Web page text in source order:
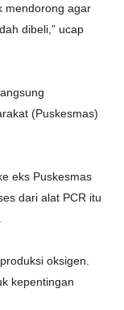
mendorong agar
dibeli,” ucap
(Puskesmas)
eks Puskesmas
dari alat PCR itu
oksigen.
kepentingan